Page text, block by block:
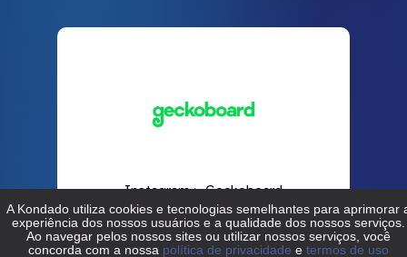
Instagram > Geckoboard
Saiba mais →